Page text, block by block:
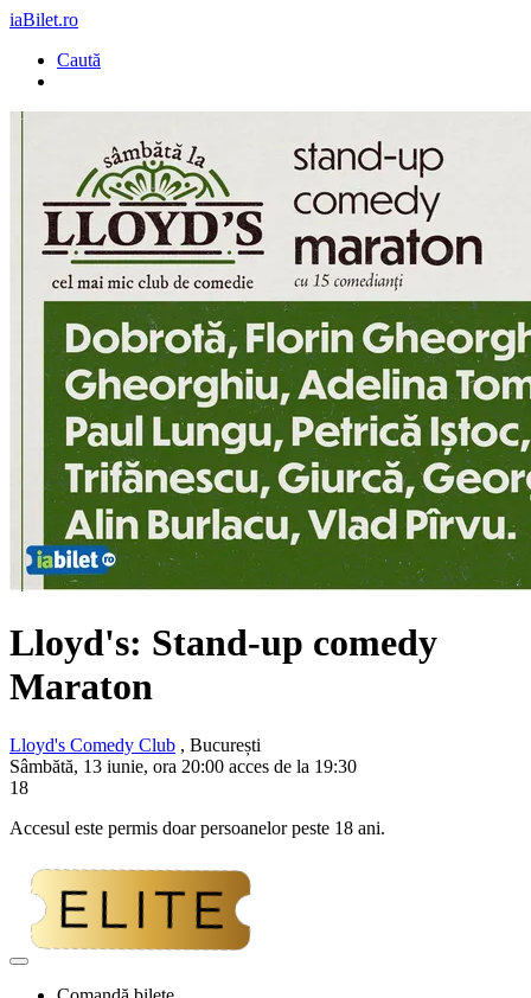
iaBilet.ro
Caută
Lloyd's: Stand-up comedy
Maraton
Lloyd's Comedy Club , București
Sâmbătă, 13 iunie, ora 20:00 acces de la 19:30
18
Accesul este permis doar persoanelor peste 18 ani.
Adaugă